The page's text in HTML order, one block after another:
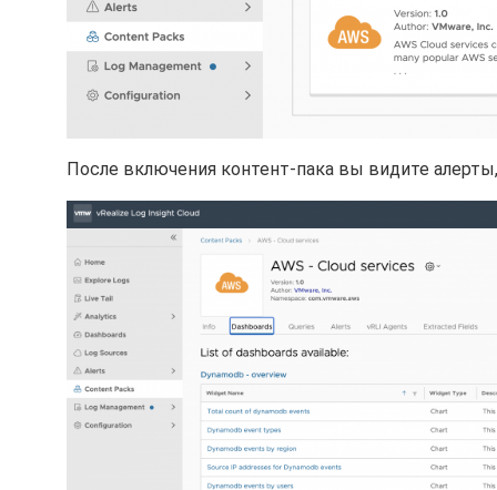
После включения контент-пака вы видите